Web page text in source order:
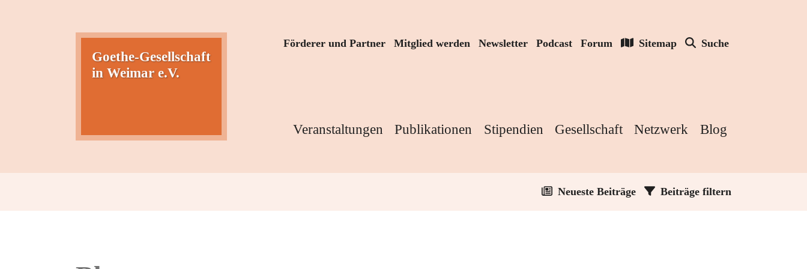
Goethe-Gesellschaft
in Weimar e.V.
Förderer und Partner Mitglied werden Newsletter Podcast Forum Sitemap Suche
Veranstaltungen Publikationen Stipendien Gesellschaft Netzwerk Blog
Neueste Beiträge Beiträge filtern